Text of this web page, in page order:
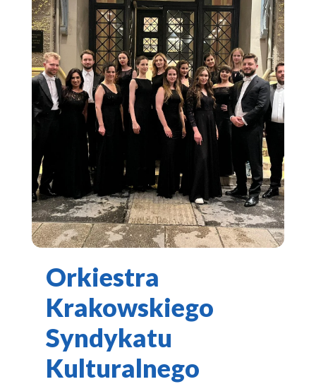
Orkiestra
Krakowskiego
Syndykatu
Kulturalnego